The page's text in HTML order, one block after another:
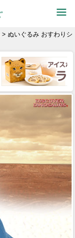
> ぬいぐるみ おすわりシ